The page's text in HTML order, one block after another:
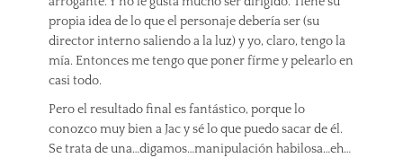
propia idea de lo que el personaje debería ser (su
director interno saliendo a la luz) y yo, claro, tengo la
mía. Entonces me tengo que poner fírme y pelearlo en
casi todo.
Pero el resultado final es fantástico, porque lo
conozco muy bien a Jac y sé lo que puedo sacar de él.
Se trata de una…digamos…manipulación habilosa…eh…